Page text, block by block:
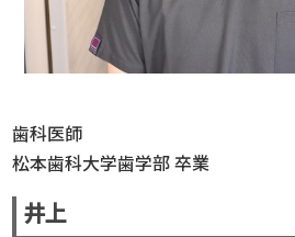
歯科医師
松本歯科大学歯学部 卒業
井上